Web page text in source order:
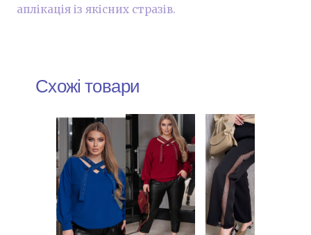
аплікація із якісних стразів.
Схожі товари